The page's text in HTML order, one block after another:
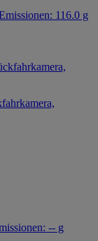
116.0 g
-- g